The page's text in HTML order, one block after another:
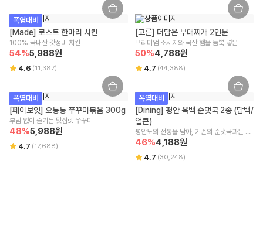
폭염대비
[Made] 로스트 한마리 치킨
100% 국내산 갓성비 치킨
54%5,988원
4.6 (11,387)
[고른] 더담은 부대찌개 2인분
프리미엄 소시지와 국산 햄을 듬뿍 넣은
50%4,788원
4.7 (44,388)
폭염대비
[페이보잇] 오동통 쭈꾸미볶음 300g
부담 없이 즐기는 맛집st 쭈꾸미
48%5,988원
4.7 (17,688)
폭염대비
[Dining] 평안 육백 순댓국 2종 (담백/
얼큰)
평안도의 전통을 담아, 기존의 순댓국과는 비
교 불가!
46%4,188원
4.7 (30,248)